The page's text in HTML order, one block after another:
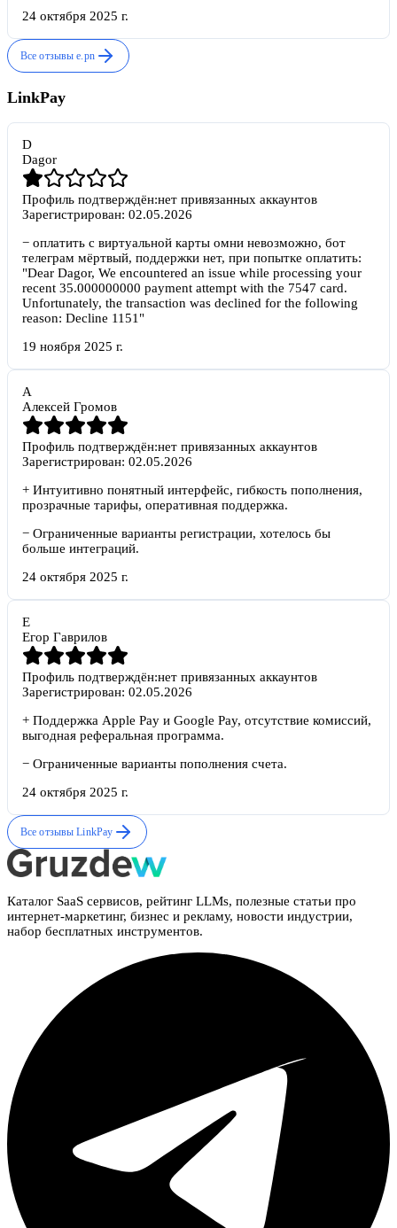
24 октября 2025 г.
Все отзывыe.pn
LinkPay
D
Dagor
Профиль подтверждён:нет привязанных аккаунтов
Зарегистрирован: 02.05.2026
− оплатить с виртуальной карты омни невозможно, бот
телеграм мёртвый, поддержки нет, при попытке оплатить:
"Dear Dagor, We encountered an issue while processing your
recent 35.000000000 payment attempt with the 7547 card.
Unfortunately, the transaction was declined for the following
reason: Decline 1151"
19 ноября 2025 г.
А
Алексей Громов
Профиль подтверждён:нет привязанных аккаунтов
Зарегистрирован: 02.05.2026
+ Интуитивно понятный интерфейс, гибкость пополнения,
прозрачные тарифы, оперативная поддержка.
− Ограниченные варианты регистрации, хотелось бы
больше интеграций.
24 октября 2025 г.
Е
Егор Гаврилов
Профиль подтверждён:нет привязанных аккаунтов
Зарегистрирован: 02.05.2026
+ Поддержка Apple Pay и Google Pay, отсутствие комиссий,
выгодная реферальная программа.
− Ограниченные варианты пополнения счета.
24 октября 2025 г.
Все отзывыLinkPay
Каталог SaaS сервисов, рейтинг LLMs, полезные статьи про
интернет-маркетинг, бизнес и рекламу, новости индустрии,
набор бесплатных инструментов.